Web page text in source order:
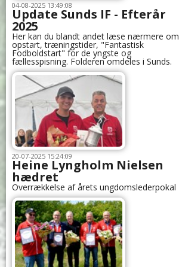
04-08-2025 13:49:08
Update Sunds IF - Efterår
2025
Her kan du blandt andet læse nærmere om
opstart, træningstider, "Fantastisk
Fodboldstart" for de yngste og
fællesspisning. Folderen omdeles i Sunds.
20-07-2025 15:24:09
Heine Lyngholm Nielsen
hædret
Overrækkelse af årets ungdomslederpokal